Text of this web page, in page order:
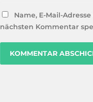
Name, E-Mail-
nächsten Kommentar